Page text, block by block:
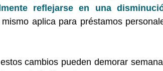
reflejarse en una
aplica para préstamos
cambios pueden demorar